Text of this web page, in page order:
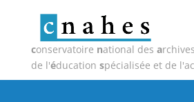
conservatoire national des a
de l'éducation spécialisée et de